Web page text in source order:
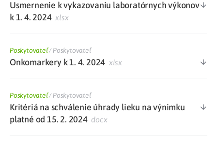
Usmernenie k vykazovaniu laboratórnych výkonov
k 1. 4. 2024xlsx
Poskytovateľ/Poskytovateľ
Onkomarkery k 1. 4. 2024 xlsx
Poskytovateľ/Poskytovateľ
Kritériá na schválenie úhrady lieku na výnimku
platné od 15. 2. 2024docx